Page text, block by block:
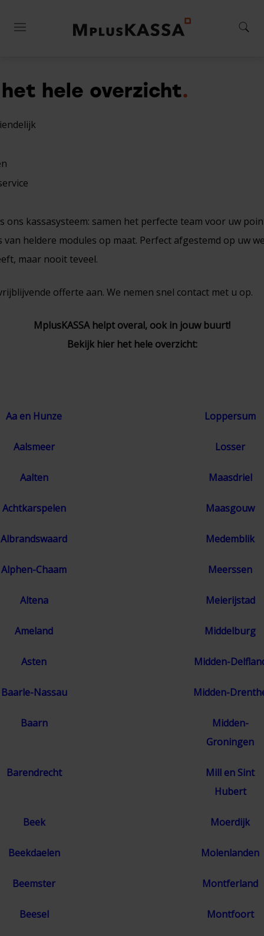
hele overzicht
ons kassasysteem: samen het perfecte team voor uw
van heldere modules op maat. Perfect afgestemd op uw
maar nooit teveel.
offerte aan. We nemen snel contact met u op.
MplusKASSA helpt overal, ook in jouw buurt!
Bekijk hier het hele overzicht:
Aa en Hunze Loppersum
Aalsmeer Losser
Aalten Maasdriel
Achtkarspelen Maasgouw
Albrandswaard Medemblik
Alphen-Chaam Meerssen
Altena Meierijstad
Ameland Middelburg
Asten Midden-
Baarle-Nassau Midden-
Baarn
Midden-
Groningen
Barendrecht
Mill en Sint
Hubert
Beek Moerdijk
Beekdaelen Molenlanden
Beemster Montferland
Beesel Montfoort